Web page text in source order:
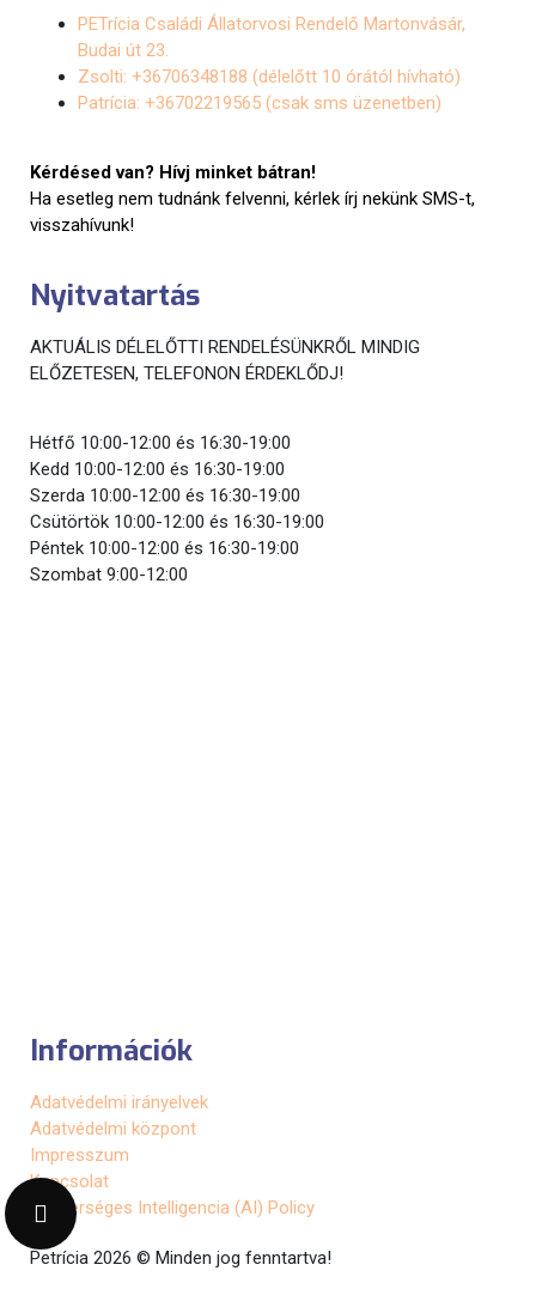
PETrícia Családi Állatorvosi Rendelő Martonvásár,
Budai út 23.
Zsolti: +36706348188 (délelőtt 10 órától hívható)
Patrícia: +36702219565 (csak sms üzenetben)
Kérdésed van? Hívj minket bátran!
Ha esetleg nem tudnánk felvenni, kérlek írj nekünk SMS-t,
visszahívunk!
Nyitvatartás
AKTUÁLIS DÉLELŐTTI RENDELÉSÜNKRŐL MINDIG
ELŐZETESEN, TELEFONON ÉRDEKLŐDJ!
Hétfő 10:00-12:00 és 16:30-19:00
Kedd 10:00-12:00 és 16:30-19:00
Szerda 10:00-12:00 és 16:30-19:00
Csütörtök 10:00-12:00 és 16:30-19:00
Péntek 10:00-12:00 és 16:30-19:00
Szombat 9:00-12:00
Információk
Adatvédelmi irányelvek
Adatvédelmi központ
Impresszum
Kapcsolat
Mesterséges Intelligencia (AI) Policy
Petrícia 2026 © Minden jog fenntartva!